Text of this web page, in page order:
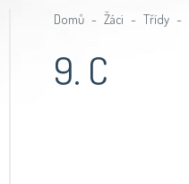
Domů Žáci Třídy
9. C